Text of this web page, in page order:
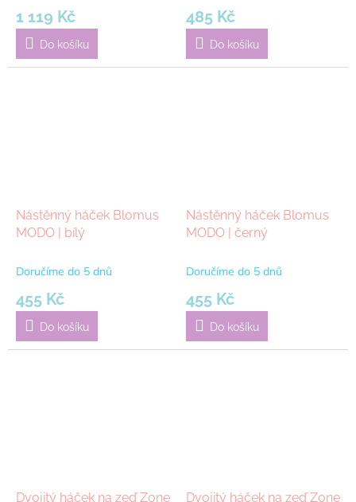
1 119 Kč
Do košíku
485 Kč
Do košíku
Nástěnný háček Blomus
MODO | bílý
Doručíme do 5 dnů
455 Kč
Do košíku
Nástěnný háček Blomus
MODO | černý
Doručíme do 5 dnů
455 Kč
Do košíku
Dvojitý háček na zeď Zone Dvojitý háček na zeď Zone